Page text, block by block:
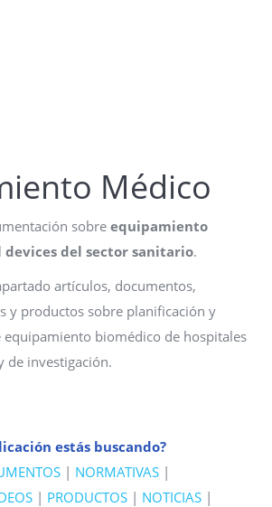
Médico
sobre equipamiento
devices del sector sanitario.
artículos, documentos,
y productos sobre planificación y
biomédico de hospitales
de investigación.
estás buscando?
| NORMATIVAS |
| PRODUCTOS | NOTICIAS |